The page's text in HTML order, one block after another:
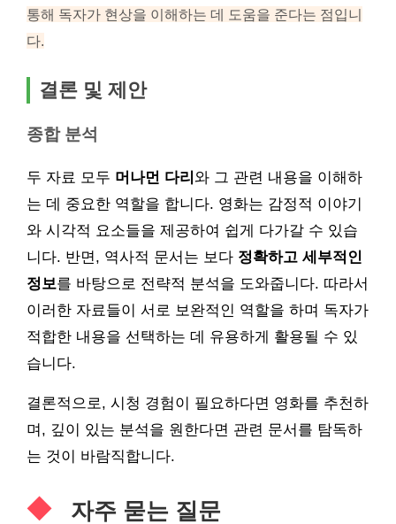
통해 독자가 현상을 이해하는 데 도움을 준다는 점입니
다.
결론 및 제안
종합 분석
두 자료 모두 머나먼 다리 와 그 관련 내용을 이해하
는 데 중요한 역할을 합니다. 영화는 감정적 이야기
와 시각적 요소들을 제공하여 쉽게 다가갈 수 있습
니다. 반면, 역사적 문서는 보다 정확하고 세부적인
정보를 바탕으로 전략적 분석을 도와줍니다. 따라서
이러한 자료들이 서로 보완적인 역할을 하며 독자가
적합한 내용을 선택하는 데 유용하게 활용될 수 있
습니다.
결론적으로, 시청 경험이 필요하다면 영화를 추천하
며, 깊이 있는 분석을 원한다면 관련 문서를 탐독하
는 것이 바람직합니다.
자주 묻는 질문